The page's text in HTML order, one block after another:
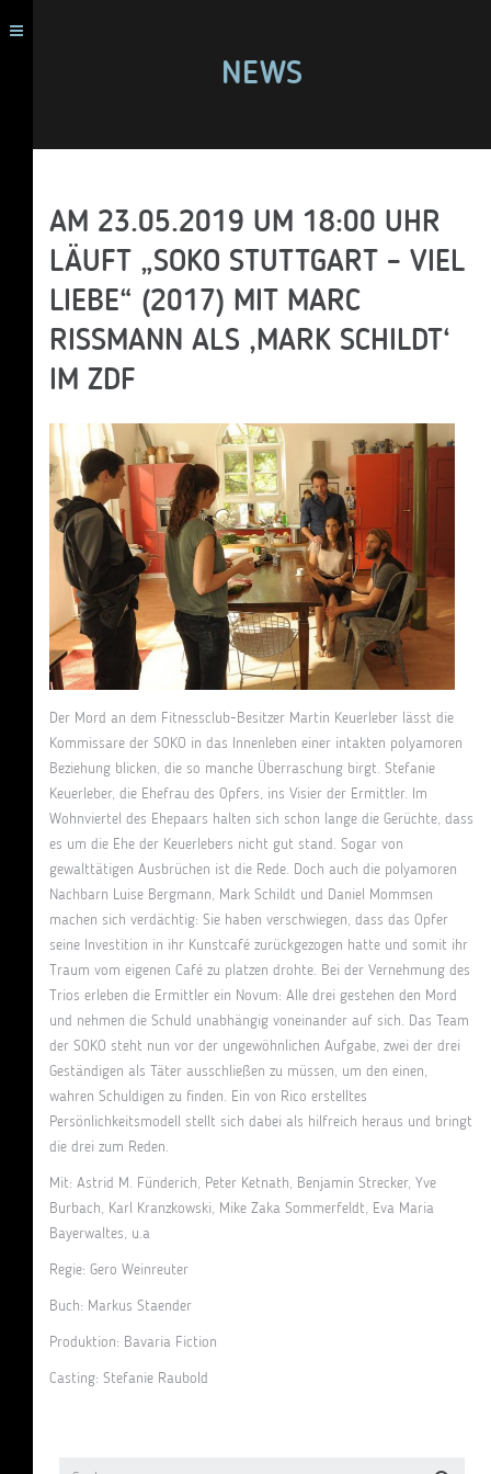
NEWS
AM 23.05.2019 UM 18:00 UHR
LÄUFT „SOKO STUTTGART – VIEL
LIEBE“ (2017) MIT MARC
RISSMANN ALS ‚MARK SCHILDT‘
IM ZDF
Der Mord an dem Fitnessclub-Besitzer Martin Keuerleber lässt die
Kommissare der SOKO in das Innenleben einer intakten polyamoren
Beziehung blicken, die so manche Überraschung birgt. Stefanie
Keuerleber, die Ehefrau des Opfers, ins Visier der Ermittler. Im
Wohnviertel des Ehepaars halten sich schon lange die Gerüchte, dass
es um die Ehe der Keuerlebers nicht gut stand. Sogar von
gewalttätigen Ausbrüchen ist die Rede. Doch auch die polyamoren
Nachbarn Luise Bergmann, Mark Schildt und Daniel Mommsen
machen sich verdächtig: Sie haben verschwiegen, dass das Opfer
seine Investition in ihr Kunstcafé zurückgezogen hatte und somit ihr
Traum vom eigenen Café zu platzen drohte. Bei der Vernehmung des
Trios erleben die Ermittler ein Novum: Alle drei gestehen den Mord
und nehmen die Schuld unabhängig voneinander auf sich. Das Team
der SOKO steht nun vor der ungewöhnlichen Aufgabe, zwei der drei
Geständigen als Täter ausschließen zu müssen, um den einen,
wahren Schuldigen zu finden. Ein von Rico erstelltes
Persönlichkeitsmodell stellt sich dabei als hilfreich heraus und bringt
die drei zum Reden.
Mit: Astrid M. Fünderich, Peter Ketnath, Benjamin Strecker, Yve
Burbach, Karl Kranzkowski, Mike Zaka Sommerfeldt, Eva Maria
Bayerwaltes, u.a
Regie: Gero Weinreuter
Buch: Markus Staender
Produktion: Bavaria Fiction
Casting: Stefanie Raubold